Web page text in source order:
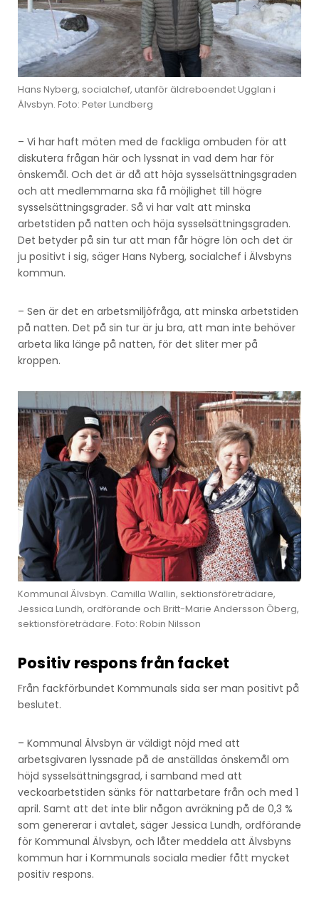
Hans Nyberg, socialchef, utanför äldreboendet Ugglan i
Älvsbyn. Foto: Peter Lundberg
– Vi har haft möten med de fackliga ombuden för att
diskutera frågan här och lyssnat in vad dem har för
önskemål. Och det är då att höja sysselsättningsgraden
och att medlemmarna ska få möjlighet till högre
sysselsättningsgrader. Så vi har valt att minska
arbetstiden på natten och höja sysselsättningsgraden.
Det betyder på sin tur att man får högre lön och det är
ju positivt i sig, säger Hans Nyberg, socialchef i Älvsbyns
kommun.
– Sen är det en arbetsmiljöfråga, att minska arbetstiden
på natten. Det på sin tur är ju bra, att man inte behöver
arbeta lika länge på natten, för det sliter mer på
kroppen.
Kommunal Älvsbyn. Camilla Wallin, sektionsföreträdare,
Jessica Lundh, ordförande och Britt-Marie Andersson Öberg,
sektionsföreträdare. Foto: Robin Nilsson
Positiv respons från facket
Från fackförbundet Kommunals sida ser man positivt på
beslutet.
– Kommunal Älvsbyn är väldigt nöjd med att
arbetsgivaren lyssnade på de anställdas önskemål om
höjd sysselsättningsgrad, i samband med att
veckoarbetstiden sänks för nattarbetare från och med 1
april. Samt att det inte blir någon avräkning på de 0,3 %
som genererar i avtalet, säger Jessica Lundh, ordförande
för Kommunal Älvsbyn, och låter meddela att Älvsbyns
kommun har i Kommunals sociala medier fått mycket
positiv respons.